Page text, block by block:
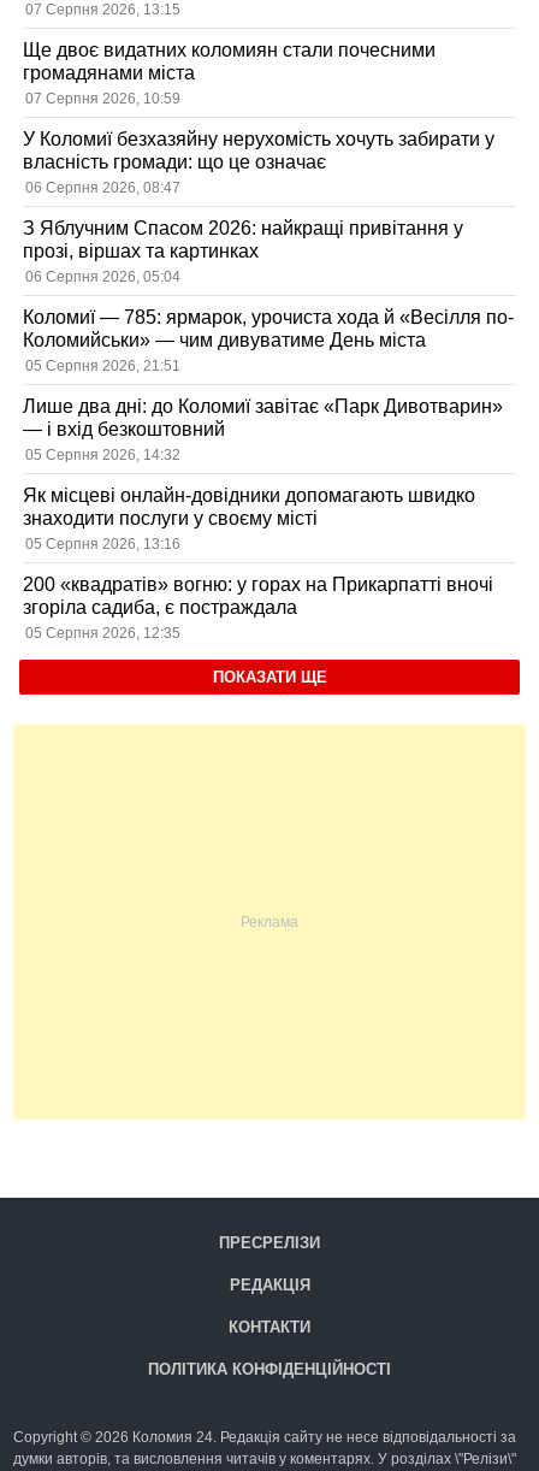
07 Серпня 2026, 13:15
Ще двоє видатних коломиян стали почесними
громадянами міста
07 Серпня 2026, 10:59
У Коломиї безхазяйну нерухомість хочуть забирати у
власність громади: що це означає
06 Серпня 2026, 08:47
З Яблучним Спасом 2026: найкращі привітання у
прозі, віршах та картинках
06 Серпня 2026, 05:04
Коломиї — 785: ярмарок, урочиста хода й «Весілля по-
Коломийськи» — чим дивуватиме День міста
05 Серпня 2026, 21:51
Лише два дні: до Коломиї завітає «Парк Дивотварин»
— і вхід безкоштовний
05 Серпня 2026, 14:32
Як місцеві онлайн-довідники допомагають швидко
знаходити послуги у своєму місті
05 Серпня 2026, 13:16
200 «квадратів» вогню: у горах на Прикарпатті вночі
згоріла садиба, є постраждала
05 Серпня 2026, 12:35
ПОКАЗАТИ ЩЕ
ПРЕСРЕЛІЗИ
РЕДАКЦІЯ
КОНТАКТИ
ПОЛІТИКА КОНФІДЕНЦІЙНОСТІ
Copyright © 2026 Коломия 24. Редакція сайту не несе відповідальності за
думки авторів, та висловлення читачів у коментарях. У розділах \"Релізи\"